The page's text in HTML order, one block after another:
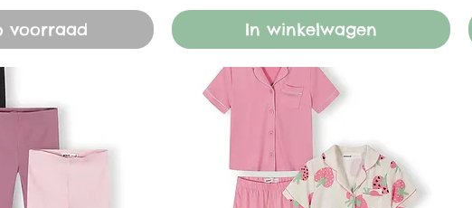
voorraad In winkelwagen